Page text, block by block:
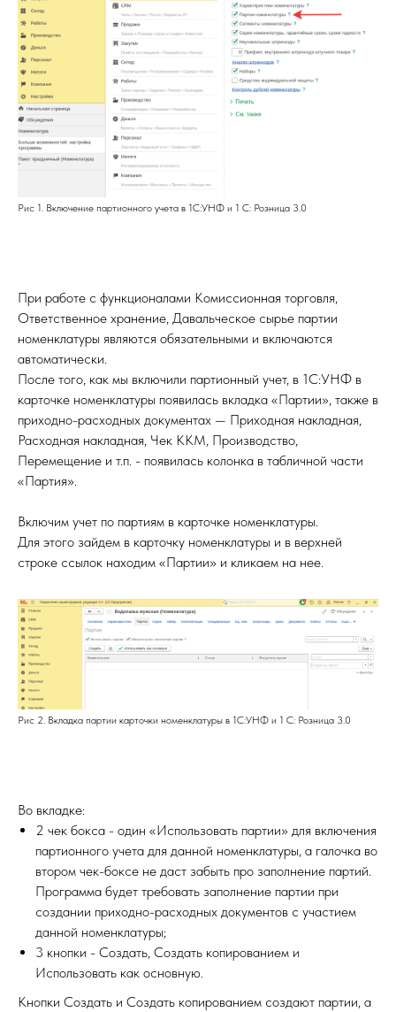
Рис 1. Включение партионного учета в 1С:УНФ и 1 С: Розница 3.0
При работе с функционалами Комиссионная торговля,
Ответственное хранение, Давальческое сырье партии
номенклатуры являются обязательными и включаются
автоматически.
После того, как мы включили партионный учет, в 1С:УНФ в
карточке номенклатуры появилась вкладка «Партии», также в
приходно-расходных документах — Приходная накладная,
Расходная накладная, Чек ККМ, Производство,
Перемещение и т.п. - появилась колонка в табличной части
«Партия».
Включим учет по партиям в карточке номенклатуры.
Для этого зайдем в карточку номенклатуры и в верхней
строке ссылок находим «Партии» и кликаем на нее.
Рис 2. Вкладка партии карточки номенклатуры в 1С:УНФ и 1 С: Розница 3.0
Во вкладке:
2 чек бокса - один «Использовать партии» для включения
партионного учета для данной номенклатуры, а галочка во
втором чек-боксе не даст забыть про заполнение партий.
Программа будет требовать заполнение партии при
создании приходно-расходных документов с участием
данной номенклатуры;
3 кнопки - Создать, Создать копированием и
Использовать как основную.
Кнопки Создать и Создать копированием создают партии, а